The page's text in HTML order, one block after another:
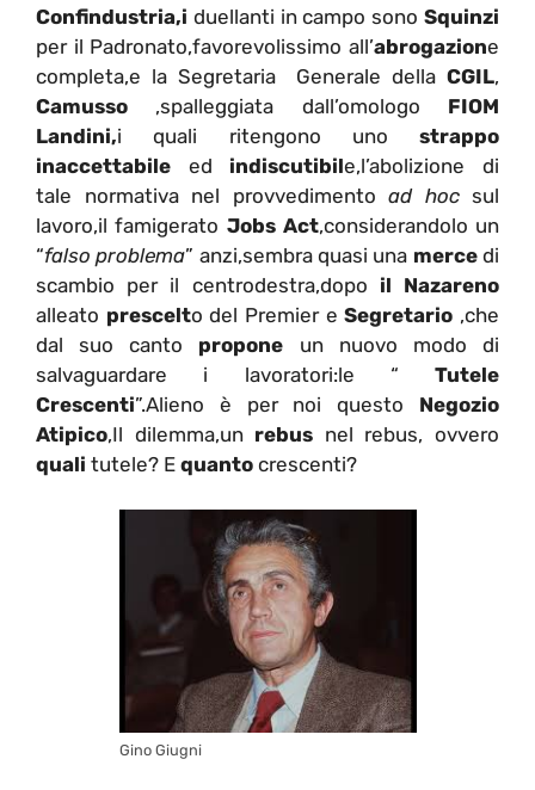
Confindustria,i duellanti in campo sonoSquinzi
per il Padronato,favorevolissimo all’abrogazione
completa,e la Segretaria Generale della CGIL,
Camusso ,spalleggiata dall’omologo FIOM
Landini,i quali ritengono uno strappo
inaccettabile ed indiscutibile,l’abolizione di
tale normativa nel provvedimento ad hocsul
lavoro,il famigerato Jobs Act,considerandolo un
“falso problema” anzi,sembra quasi una mercedi
scambio per il centrodestra,dopo il Nazareno
alleato prescelto del Premier eSegretario ,che
dal suo canto propone un nuovo modo di
salvaguardare i lavoratori:le “ Tutele
Crescenti”.Alieno è per noi questo Negozio
Atipico,Il dilemma,un rebus nel rebus, ovvero
quali tutele? E quanto crescenti?
Gino Giugni